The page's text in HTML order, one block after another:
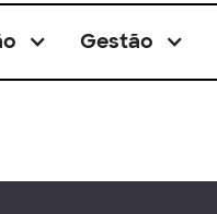
Gestão